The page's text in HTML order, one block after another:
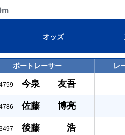
オッズ
ボートレーサー レ
4759 今泉 友吾
4786 佐藤 博亮
3497 後藤 浩